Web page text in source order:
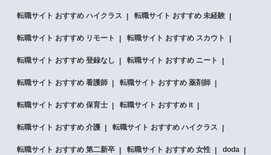
転職サイト おすすめ ハイクラス 転職サイト おすすめ 未経験
転職サイト おすすめ リモート 転職サイト おすすめ スカウト
転職サイト おすすめ 登録なし 転職サイト おすすめ ニート
転職サイト おすすめ 看護師 転職サイト おすすめ 薬剤師
転職サイト おすすめ 保育士 転職サイト おすすめ it
転職サイト おすすめ 介護 転職サイト おすすめ ハイクラス
転職サイト おすすめ 第二新卒 転職サイト おすすめ 女性 doda